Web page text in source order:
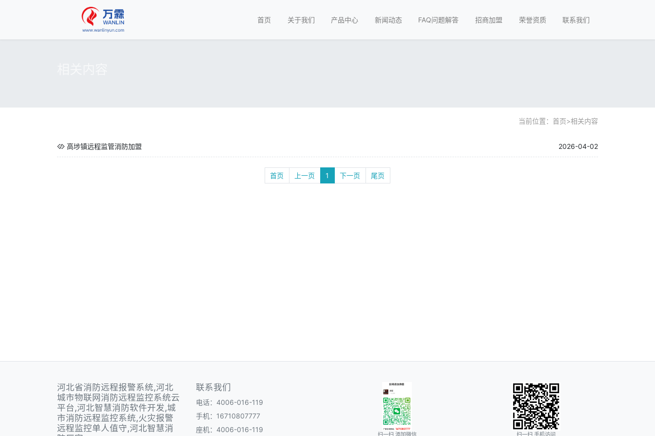
首页 关于我们 产品中心 新闻动态 FAQ问题解答 招商加盟 荣誉资质 联系我们
当前位置： 首页>相关内容
高埗镇远程监管消防加盟 2026-04-02
首页 上一页 1 下一页 尾页
河北省消防远程报警系统,河北
城市物联网消防远程监控系统云
平台,河北智慧消防软件开发,城
市消防远程监控系统,火灾报警
远程监控单人值守,河北智慧消
联系我们
电话：4006-016-119
手机：16710807777
座机：4006-016-119
扫一扫 添加微信 扫一扫 手机访问